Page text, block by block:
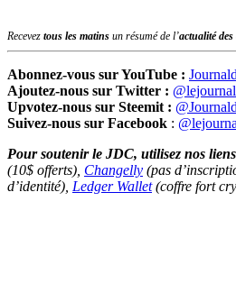
Recevez tous les matins un résumé de l’actualité
Abonnez-vous sur YouTube :
Ajoutez-nous sur Twitter :
Upvotez-nous sur Steemit :
Suivez-nous sur Facebook :
Pour soutenir le JDC, utilisez nos
(10$ offerts), Changelly (pas
d’identité), Ledger Wallet(coffre fort